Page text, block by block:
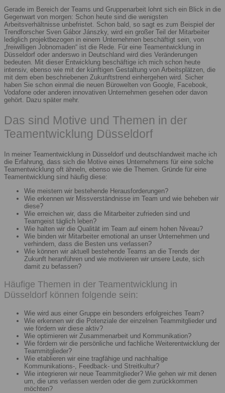
Gerade im Bereich der Teams und Gruppenarbeit lohnt sich ein Blick in die
Gegenwart von morgen: Schon heute sind die wenigsten
Arbeitsverhältnisse unbefristet. Schon bald, so sagt es zum Beispiel der
Trendforscher Sven Gábor Jánszky, wird ein großer Teil der Mitarbeiter
lediglich projektbezogen in einem Unternehmen beschäftigt sein, von
„freiwilligen Jobnomaden“ ist die Rede. Für eine Teamentwicklung in
Düsseldorf oder anderswo in Deutschland wird dies Veränderungen
bedeuten. Mit dieser Entwicklung beschäftige ich mich schon heute
intensiv, ebenso wie mit der künftigen Gestaltung von Arbeitsplätzen, die
mit dem eben beschriebenen Zukunftstrend einhergehen wird. Sicher
haben Sie schon einmal die neuen Bürowelten von Google, Facebook,
Vodafone oder anderen innovativen Unternehmen gesehen oder davon
gehört. Dazu später mehr.
Das sind Motive und Themen in der
Teamentwicklung Düsseldorf
In meiner Teamentwicklung in Düsseldorf und deutschlandweit mache ich
die Erfahrung, dass sich die Motive eines Unternehmens für eine solche
Teamentwicklung oft ähneln, ebenso wie die Themen. Gründe für eine
Teamentwicklung sind häufig diese:
Wie meistern wir bestehende Herausforderungen?
Wie erkennen wir Missverständnisse im Team und wie beheben wir
diese?
Wie erreichen wir, dass die Mitarbeiter zufrieden sind und
Teamgeist täglich leben?
Wie halten wir die Qualität im Team auf einem hohen Niveau?
Wie binden wir Mitarbeiter emotional an unser Unternehmen und
verhindern, dass die Besten uns verlassen?
Wie können wir aktuell bestehende Teams an die Trends der
Zukunft heranführen und wie motivieren wir unsere Leute, sich
damit zu befassen?
Häufige Themen in der Teamentwicklung in
Düsseldorf können folgende sein:
Wie wird aus einer Gruppe ein besonders erfolgreiches Team?
Wie erkennen wir die Potenziale der einzelnen Teammitglieder und
wie fördern wir diese aktiv?
Wie optimieren wir Zusammenarbeit und Kommunikation?
Wie fördern wir die persönliche und fachliche Weiterentwicklung der
Teammitglieder?
Wie etablieren wir eine tragfähige und nachhaltige
Kommunikations-, Feedback- und Streitkultur?
Wie integrieren wir neue Teammitglieder? Wie gehen wir mit denen
um, die uns verlassen werden oder die gern zurückkommen
möchten?